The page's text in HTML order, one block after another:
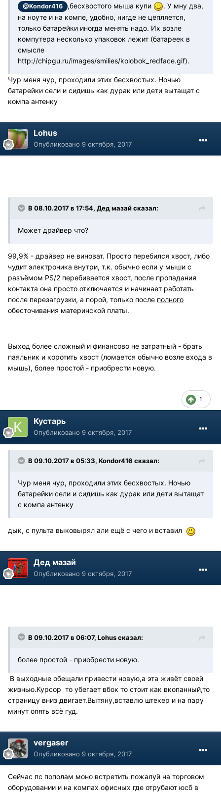
@Kondor416 ,бесхвостого мыша купи
. У мну два,
на ноуте и на компе, удобно, нигде не цепляется,
только батарейки иногда менять надо. Их возле
компутера несколько упаковок лежит (батареек в
смысле
http://chipgu.ru/images/smilies/kolobok_redface.gif).
Чур меня чур, проходили этих бесхвостых. Ночью
батарейки сели и сидишь как дурак или дети вытащат с
компа антенку
Lohus
Опубликовано 9 октября, 2017
В 08.10.2017 в 17:54, Дед мазай сказал:
Может драйвер что?
99,9% - драйвер не виноват. Просто перебился хвост, либо
чудит электроника внутри, т.к. обычно если у мыши с
разъёмом PS/2 перебивается хвост, после пропадания
контакта она просто отключается и начинает работать
после перезагрузки, а порой, только после полного
обесточивания материнской платы.
Выход более сложный и финансово не затратный - брать
паяльник и коротить хвост (ломается обычно возле входа в
мышь), более простой - приобрести новую.
1
Кустарь
Опубликовано 9 октября, 2017
В 09.10.2017 в 05:33, Kondor416 сказал:
Чур меня чур, проходили этих бесхвостых. Ночью
батарейки сели и сидишь как дурак или дети вытащат
с компа антенку
дык, с пульта выковырял али ещё с чего и вставил
Дед мазай
Опубликовано 9 октября, 2017
В 09.10.2017 в 06:07, Lohus сказал:
более простой - приобрести новую.
В выходные обещали привести новую,а эта живёт своей
жизнью.Курсор то убегает вбок то стоит как вкопанный,то
страницу вниз двигает.Вытяну,вставлю штекер и на пару
минут опять всё гуд.
vergaser
Опубликовано 9 октября, 2017
Сейчас пс пополам моно встретить пожалуй на торговом
оборудовании и на компах офисных где отрубают юсб в